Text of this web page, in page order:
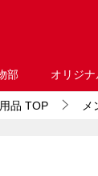
部 オリジ
品 TOP